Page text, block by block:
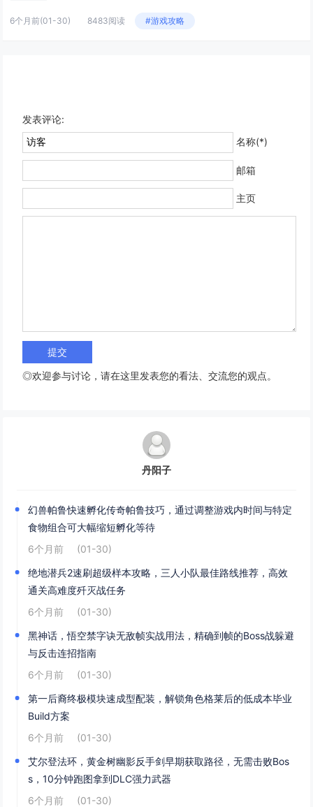
6个月前(01-30) 8483阅读 #游戏攻略
发表评论:
名称(*)
邮箱
主页
◎欢迎参与讨论，请在这里发表您的看法、交流您的观点。
丹阳子
幻兽帕鲁快速孵化传奇帕鲁技巧，通过调整游戏内时间与特定
食物组合可大幅缩短孵化等待
6个月前
(01-30)
绝地潜兵2速刷超级样本攻略，三人小队最佳路线推荐，高效
通关高难度歼灭战任务
6个月前
(01-30)
黑神话，悟空禁字诀无敌帧实战用法，精确到帧的Boss战躲避
与反击连招指南
6个月前
(01-30)
第一后裔终极模块速成型配装，解锁角色格莱后的低成本毕业
Build方案
6个月前
(01-30)
艾尔登法环，黄金树幽影反手剑早期获取路径，无需击败Bos
s，10分钟跑图拿到DLC强力武器
6个月前
(01-30)